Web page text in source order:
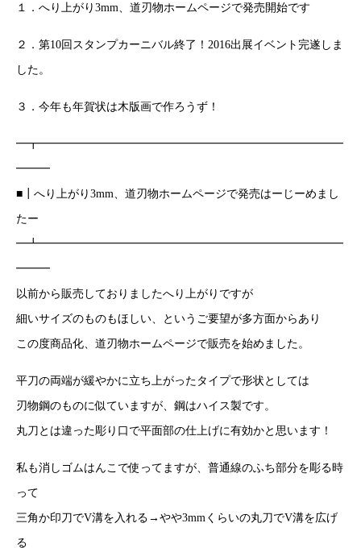
１．へり上がり3mm、道刃物ホームページで発売開始です
２．第10回スタンプカーニバル終了！2016出展イベント完遂しま
した。
３．今年も年賀状は木版画で作ろうず！
━┳━━━━━━━━━━━━━━━━━━━━━━━━━━━
━━━
■┃へり上がり3mm、道刃物ホームページで発売はーじーめまし
たー
━┻━━━━━━━━━━━━━━━━━━━━━━━━━━━
━━━
以前から販売しておりましたへり上がりですが
細いサイズのものもほしい、というご要望が多方面からあり
この度商品化、道刃物ホームページで販売を始めました。
平刀の両端が緩やかに立ち上がったタイプで形状としては
刃物鋼のものに似ていますが、鋼はハイス製です。
丸刀とは違った彫り口で平面部の仕上げに有効かと思います！
私も消しゴムはんこで使ってますが、普通線のふち部分を彫る時
って
三角か印刀でV溝を入れる→やや3mmくらいの丸刀でV溝を広げ
る